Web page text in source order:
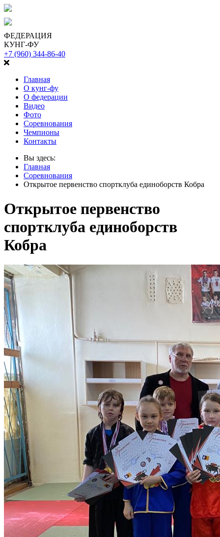
ФЕДЕРАЦИЯ
КУНГ-ФУ
+7 (960) 344-86-40
Главная
О кунг-фу
О федерации
Видео
Фото
Соревнования
Чемпионы
Контакты
Вы здесь:
Главная
Соревнования
Открытое первенство спортклуба единоборств Кобра
Открытое первенство
спортклуба единоборств
Кобра